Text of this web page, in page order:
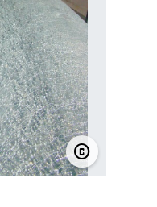
copyright© Thomas